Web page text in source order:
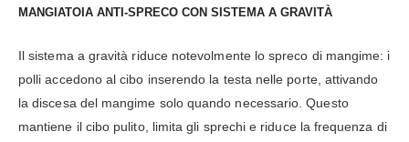
MANGIATOIA ANTI-SPRECO CON SISTEMA A GRAVITÀ
Il sistema a gravità riduce notevolmente lo spreco di mangime: i
polli accedono al cibo inserendo la testa nelle porte, attivando
la discesa del mangime solo quando necessario. Questo
mantiene il cibo pulito, limita gli sprechi e riduce la frequenza di